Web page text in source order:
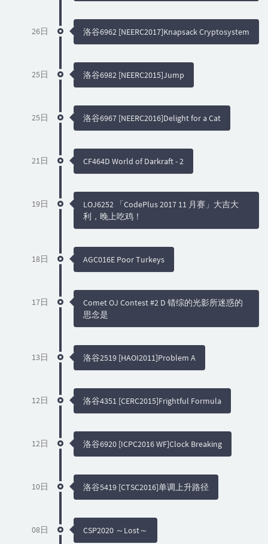
26日 洛谷6962 [NEERC2017]Knapsack Cryptosystem
25日 洛谷6982 [NEERC2015]Jump
25日 洛谷6967 [NEERC2016]Delight for a Cat
21日 CF464D World of Darkraft - 2
19日
LOJ6252 「CodePlus 2017 11 月赛」大吉大
利，晚上吃鸡！
18日 AGC016E Poor Turkeys
17日
Comet OJ Contest #2 D 错综的光影所迷惑的
思念是
13日 洛谷2519 [HAOI2011]Problem A
12日 洛谷4351 [CERC2015]Frightful Formula
12日 洛谷6920 [ICPC2016 WF]Clock Breaking
10日 洛谷5419 [CTSC2016]单调上升路径
08日 CSP2020 ～Lost～